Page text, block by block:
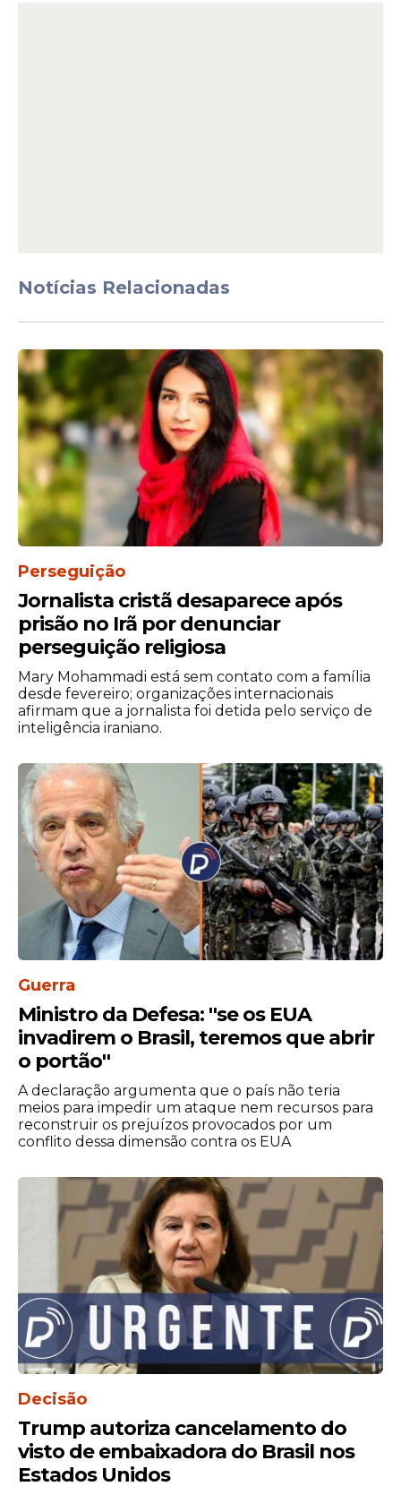
Decano Associado para Educação de
Rampeoane Hlobo (Diretor da Rede
Jesuíta de Justiça e Ecologia, em
Nairobi, Quênia);
Linah Siabana (Psicóloga);
Meghan J. Clark (Vice-Reitora do
Departamento de Teologia e Estudos
Religiosos da Universidade de St.
John's, Nova York – EUA);
Dylan Mason Corbett (Diretor
em El Paso – EUA);
Léocadie Wabo Lushombo, I.T.
(Professora de Ética Teológica na
Escola Jesuíta de Teologia da
Universidade de Santa Clara, Berkeley
– EUA);
Christine Nathan (Presidente da
Comissão Católica Internacional de
Agência Brasil
Notícias Relacionadas
Perseguição
Jornalista cristã desaparece após
prisão no Irã por denunciar
perseguição religiosa
Mary Mohammadi está sem contato com a família
desde fevereiro; organizações internacionais
afirmam que a jornalista foi detida pelo serviço de
inteligência iraniano.
Guerra
Ministro da Defesa: ''se os EUA
invadirem o Brasil, teremos que abrir
o portão''
A declaração argumenta que o país não teria
meios para impedir um ataque nem recursos para
reconstruir os prejuízos provocados por um
conflito dessa dimensão contra os EUA
Decisão
Trump autoriza cancelamento do
visto de embaixadora do Brasil nos
Estados Unidos